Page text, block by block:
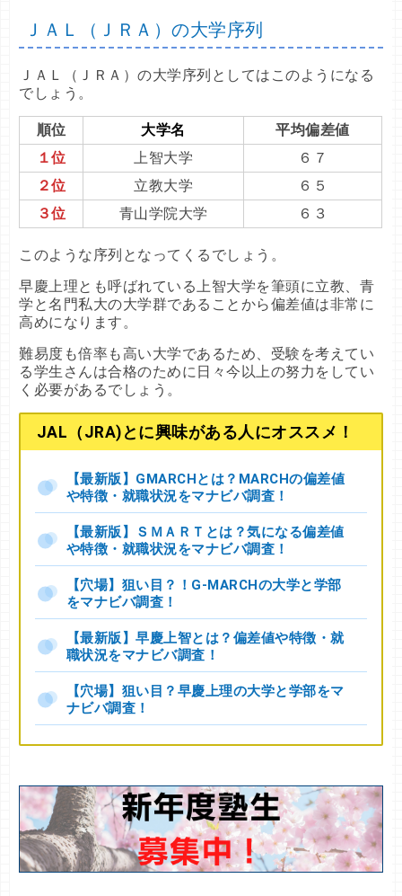
ＪＡＬ（ＪＲＡ）の大学序列
ＪＡＬ（ＪＲＡ）の大学序列としてはこのようになる
でしょう。
順位 大学名
平均偏差値
１位
上智大学
６７
２位
立教大学
６５
３位
青山学院大学 ６３
このような序列となってくるでしょう。
早慶上理とも呼ばれている上智大学を筆頭に立教、青
学と名門私大の大学群であることから偏差値は非常に
高めになります。
難易度も倍率も高い大学であるため、受験を考えてい
る学生さんは合格のために日々今以上の努力をしてい
く必要があるでしょう。
JAL（JRA)とに興味がある人にオススメ！
【最新版】GMARCHとは？MARCHの偏差値
や特徴・就職状況をマナビバ調査！
【最新版】ＳＭＡＲＴとは？気になる偏差値
や特徴・就職状況をマナビバ調査！
【穴場】狙い目？！G-MARCHの大学と学部
をマナビバ調査！
【最新版】早慶上智とは？偏差値や特徴・就
職状況をマナビバ調査！
【穴場】狙い目？早慶上理の大学と学部をマ
ナビバ調査！